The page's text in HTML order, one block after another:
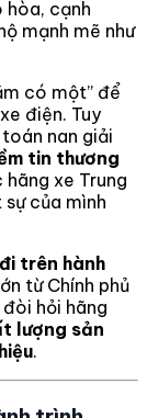
hòa, cạnh
mạnh mẽ như
có một” để
điện. Tuy
nan giải
tin thương
xe Trung
của mình
trên hành
từ Chính phủ
hỏi hãng
lượng sản
.